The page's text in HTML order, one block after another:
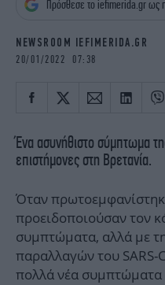
iBOOKS
MEDIA
NEWSLETTER
Πρόσθεσε το iefimerida.gr ως
NEWSROOM IEFIMERIDA.GR
20/01/2022 07:38
Ένα ασυνήθιστο σύμπτωμα
επιστήμονες στη Βρετανία.
Όταν
προειδοποιούσαν τον
συμπτώματα, αλλά με
παραλλαγών του SARS-
πολλά νέα συμπτώματα